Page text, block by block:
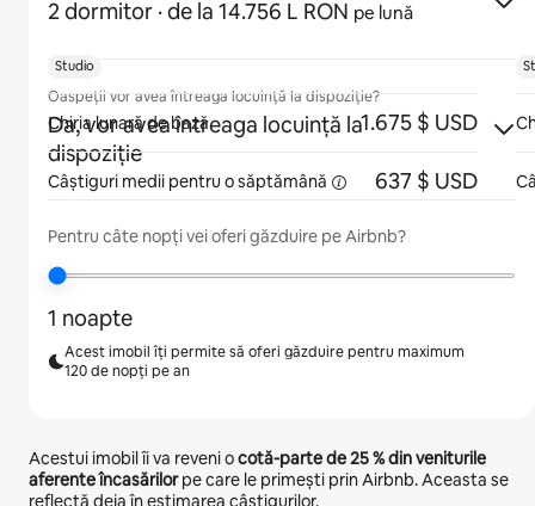
2 dormitor · de la 14.756 L RON pe lună
Oaspeții vor avea întreaga locuință la dispoziție?
Da, vor avea întreaga locuință la
dispoziție
Pentru câte nopți vei oferi găzduire pe Airbnb?
1 noapte
Acest imobil îți permite să oferi găzduire pentru maximum
120 de nopți pe an
Acestui imobil îi va reveni ocotă-parte de25 %din veniturile
aferente încasărilorpe care le primești prin Airbnb. Aceasta se
reflectă deja în estimarea câștigurilor.
Studio
Chiria lunară de bază 1.675 $ USD
Câștiguri medii pentru o săptămână 637 $ USD